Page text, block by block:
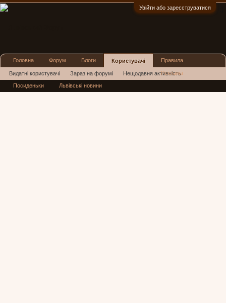
Увійти або зареєструватися
Головна Форум Блоги Користувачі
Видатні користувачі Зараз на форумі Нещодавня активність
Нові повідомлення профілю
Правила
Реклама
Посиденьки Львівські новини